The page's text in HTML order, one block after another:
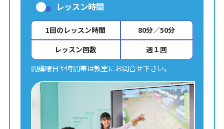
レッスン時間
1回のレッスン時間
80分／50分
レッスン回数
週１回
開講曜日や時間帯は教室にお問合せ下さい。